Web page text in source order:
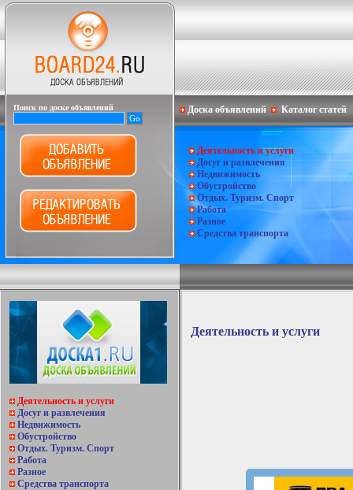
Поиск по доске объявлений
Деятельность и услуги
Досуг и развлечения
Недвижимость
Обустройство
Отдых. Туризм. Спорт
Работа
Разное
Средства транспорта
Доска объявлений Каталог статей
Деятельность и услуги
Досуг и развлечения
Недвижимость
Обустройство
Отдых. Туризм. Спорт
Работа
Разное
Средства транспорта
Деятельность и услуги